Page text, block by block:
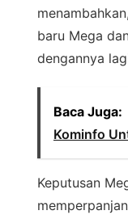
baru Mega
dengannya
Baca Juga:
Kominfo
Keputusan